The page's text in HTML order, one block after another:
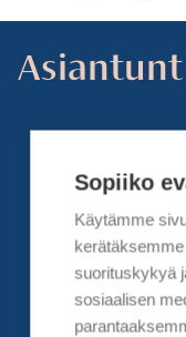
Sopiiko
Käytämme
suorituskykyä
sosiaalisen